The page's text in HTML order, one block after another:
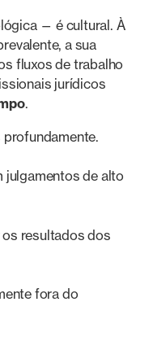
— é cultural. À
a sua
fluxos de trabalho
jurídicos
.
julgamentos de alto
resultados dos
fora do